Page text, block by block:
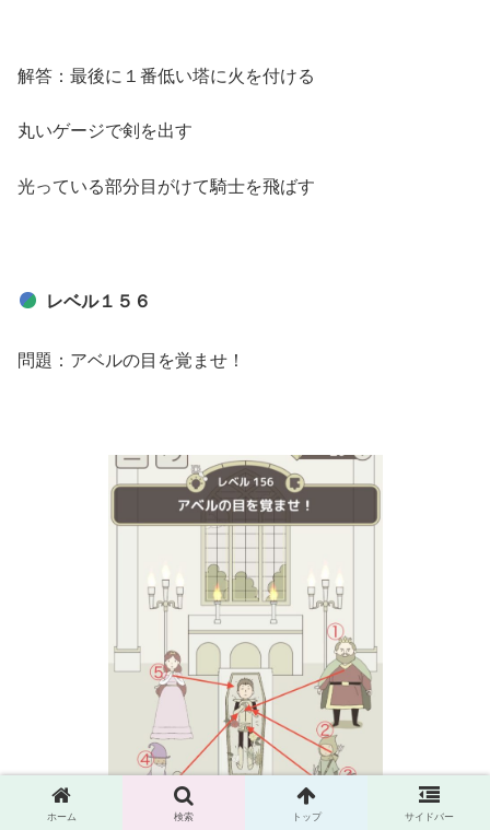
解答：最後に１番低い塔に火を付ける
丸いゲージで剣を出す
光っている部分目がけて騎士を飛ばす
レベル１５６
問題：アベルの目を覚ませ！
ホーム 検索 トップ サイドバー